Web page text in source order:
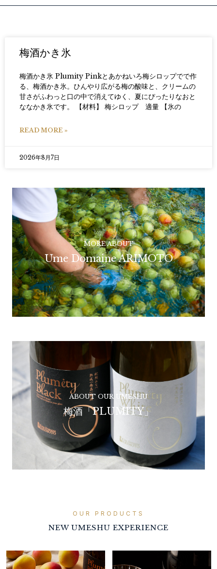
梅酒かき氷
梅酒かき氷 Plumity Pinkとあかねいろ梅シロップでで作
る、梅酒かき氷。ひんやり広がる梅の酸味と、クリームの
甘さがふわっと口の中で消えてゆく、夏にぴったりなおと
ななかき氷です。 【材料】 梅シロップ 適量 【氷の
READ MORE »
2026年8月7日
MORE ABOUT
Ume Domaine ARIMOTO
ABOUT OUR UMESHU
梅酒「PLUMITY」
OUR PRODUCTS
NEW UMESHU EXPERIENCE